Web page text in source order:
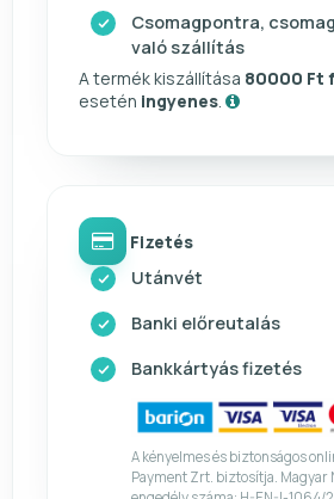
Csomagpontra,
való szállítás
A termék kiszállítása 80000 Ft
esetén ingyenes
Fizetés
Utánvét
Banki előreutalás
Bankkártyás fizetés
A kényelmes és biztonságos
Payment Zrt. biztosítja. Magyar